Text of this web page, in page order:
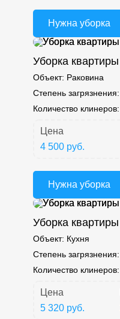
Нужна уборка
Уборка квартиры
Объект: Раковина
Степень загрязнения:
Количество клинеров:
Цена
4 500 руб.
Нужна уборка
Уборка квартиры
Объект: Кухня
Степень загрязнения:
Количество клинеров:
Цена
5 320 руб.